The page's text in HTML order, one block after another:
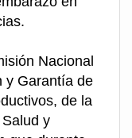
Nacional
y Garantía de
de la
y